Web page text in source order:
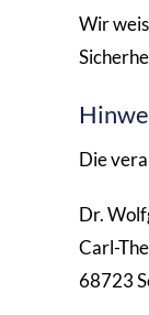
Wir
Die
Dr.
Carl-
68723